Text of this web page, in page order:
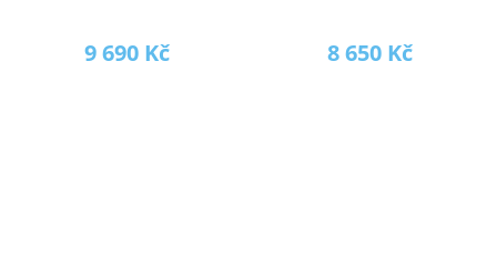
KIMIA
9 690 Kč
BEDIA
8 650 Kč